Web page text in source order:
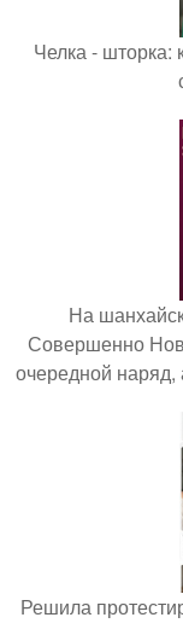
Челка - шторка:
На
Совершенно
очередной
Решила